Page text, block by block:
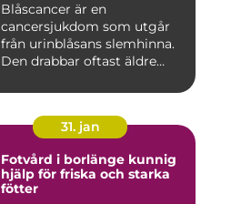
Blåscancer är en
cancersjukdom som utgår
från urinblåsans slemhinna.
Den drabbar oftast äldre
31. jan
Fotvård i borlänge kunnig
hjälp för friska och starka
fötter